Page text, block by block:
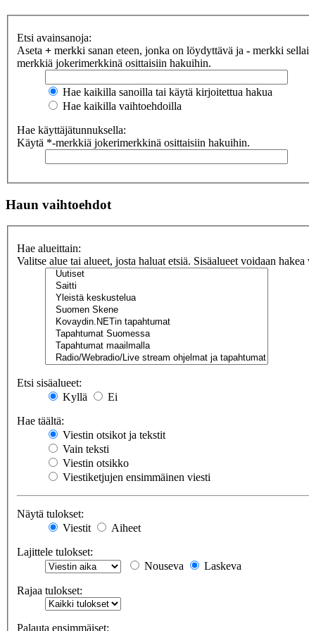
Etsi avainsanoja:
Aseta + merkki sanan eteen, jonka on löydyttävä ja - merkki
merkkiä jokerimerkkinä osittaisiin hakuihin.
Hae kaikilla sanoilla tai käytä kirjoitettua hakua
Hae kaikilla vaihtoehdoilla
Hae käyttäjätunnuksella:
Käytä *-merkkiä jokerimerkkinä osittaisiin hakuihin.
Haun vaihtoehdot
Hae alueittain:
Valitse alue tai alueet, josta haluat etsiä. Sisäalueet voidaan
Etsi sisäalueet:
Kyllä
Ei
Hae täältä:
Viestin otsikot ja tekstit
Vain teksti
Viestin otsikko
Viestiketjujen ensimmäinen viesti
Näytä tulokset:
Viestit
Aiheet
Lajittele tulokset:
Nouseva
Laskeva
Rajaa tulokset:
Palauta ensimmäiset: